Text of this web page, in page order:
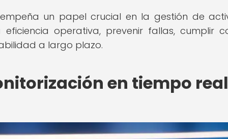
un papel crucial en la gestión de
operativa, prevenir fallas, cumplir
a largo plazo.
en tiempo real